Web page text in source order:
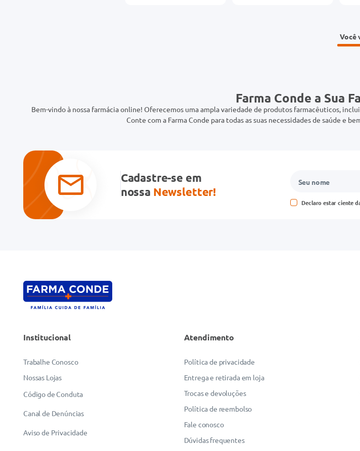
Você
Farma Conde a Sua
Bem-vindo à nossa farmácia online! Oferecemos uma ampla variedade de produtos farmacêuticos,
Conte com a Farma Conde para todas as suas necessidades de saúde e
Cadastre-se em
nossa Newsletter!
Declaro estar ciente
Institucional
Trabalhe Conosco
Nossas Lojas
Código de Conduta
Canal de Denúncias
Aviso de Privacidade
Atendimento
Política de privacidade
Entrega e retirada em loja
Trocas e devoluções
Política de reembolso
Fale conosco
Dúvidas frequentes